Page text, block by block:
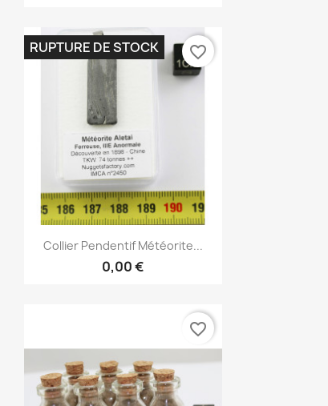
Aperçu rapide
Collier Pendentif Météorite...
0,00 €
RUPTURE DE STOCK favorite_border
favorite_border